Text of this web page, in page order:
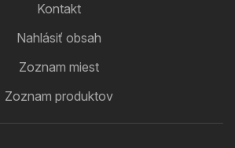
Kontakt
Nahlásiť obsah
Zoznam miest
Zoznam produktov